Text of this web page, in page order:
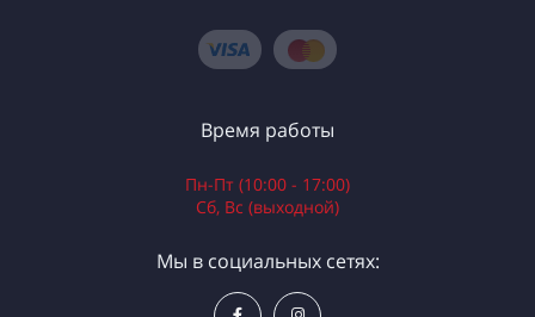
Время работы
Пн-Пт (10:00 - 17:00)
Сб, Вс (выходной)
Мы в социальных сетях: